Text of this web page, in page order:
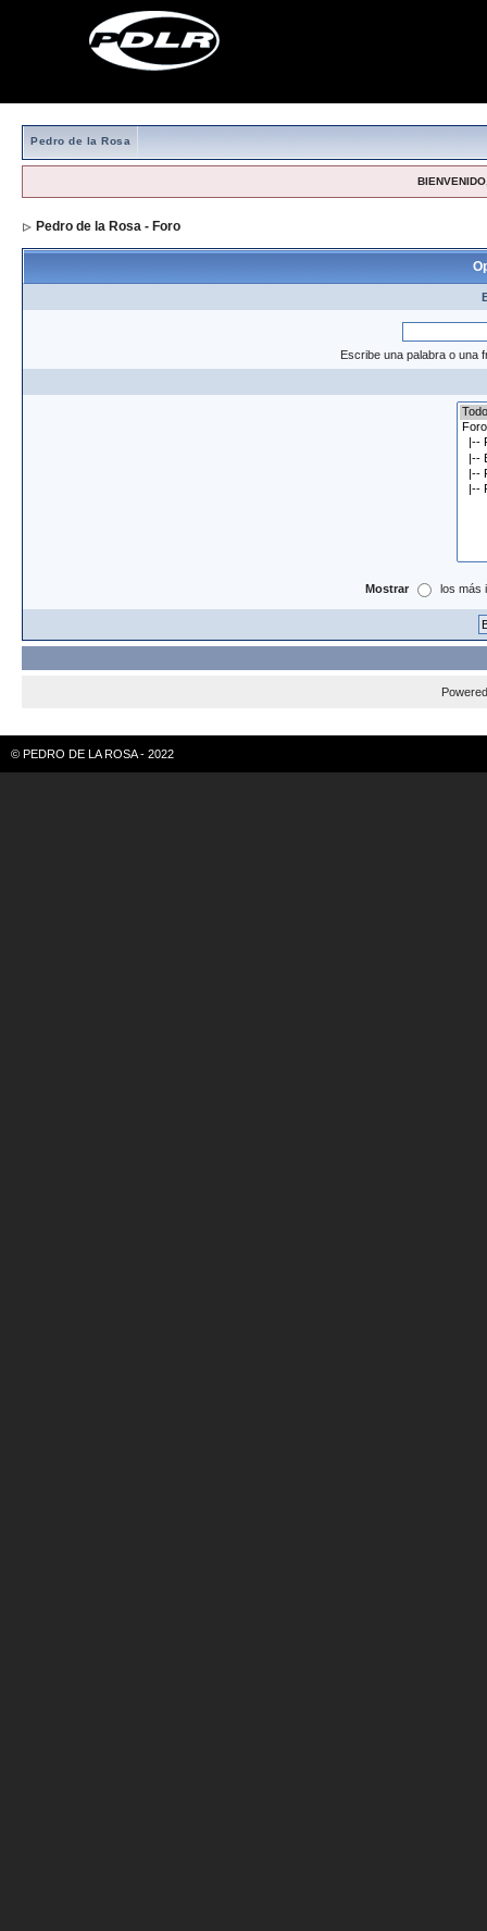
Pedro de la Rosa
Pedro de la Rosa - Foro
Escribe una palabra o una
Mostrar los más
© PEDRO DE LA ROSA - 2022